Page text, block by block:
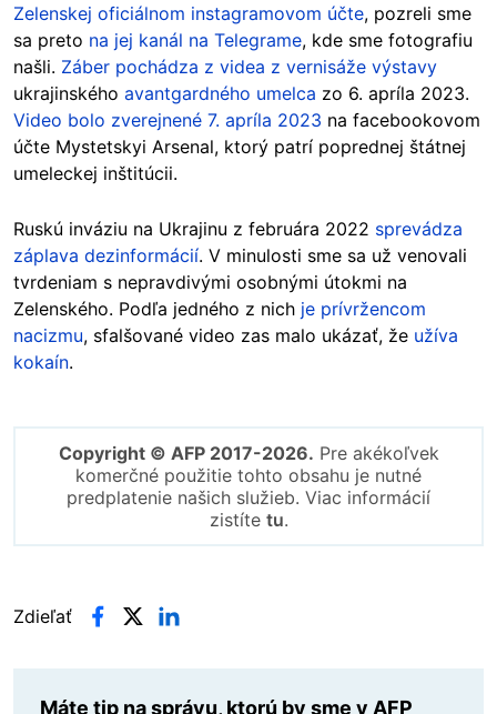
Zelenskej oficiálnom instagramovom účte, pozreli sme
sa preto na jej kanál na Telegrame, kde sme fotografiu
našli. Záber pochádza z videa z vernisáže výstavy
ukrajinského avantgardného umelca zo 6. apríla 2023.
Video bolo zverejnené 7. apríla 2023 na facebookovom
účte Mystetskyi Arsenal, ktorý patrí poprednej štátnej
umeleckej inštitúcii.
Ruskú inváziu na Ukrajinu z februára 2022 sprevádza
záplava dezinformácií. V minulosti sme sa už venovali
tvrdeniam s nepravdivými osobnými útokmi na
Zelenského. Podľa jedného z nich je prívržencom
nacizmu, sfalšované video zas malo ukázať, že užíva
kokaín.
Copyright © AFP 2017-2026. Pre akékoľvek
komerčné použitie tohto obsahu je nutné
predplatenie našich služieb. Viac informácií
zistíte tu.
Zdieľať
Máte tip na správu, ktorú by sme v AFP